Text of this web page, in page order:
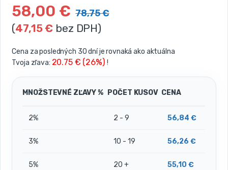
58,00 € 78,75€
(47,15€ bez DPH)
Cena za posledných 30 dní je rovnaká ako aktuálna
Tvoja zľava: 20.75 € (26%) !
MNOŽSTEVNÉ ZĽAVY % POČET KUSOV CENA
2% 2 - 9 56,84 €
3% 10 - 19 56,26 €
5% 20 + 55,10 €